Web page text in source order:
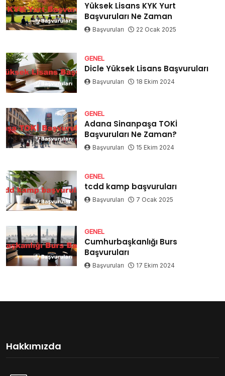
Yüksek Lisans KYK Yurt
Başvuruları Ne Zaman
Başvuruları 22 Ocak 2025
GENEL
Dicle Yüksek Lisans Başvuruları
Başvuruları 18 Ekim 2024
GENEL
Adana Sinanpaşa TOKİ
Başvuruları Ne Zaman?
Başvuruları 15 Ekim 2024
GENEL
tcdd kamp başvuruları
Başvuruları 7 Ocak 2025
GENEL
Cumhurbaşkanlığı Burs
Başvuruları
Başvuruları 17 Ekim 2024
Hakkımızda